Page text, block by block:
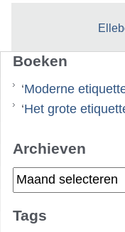
Boeken
‘Moderne
‘Het grote
Archieven
Archieven
Tags